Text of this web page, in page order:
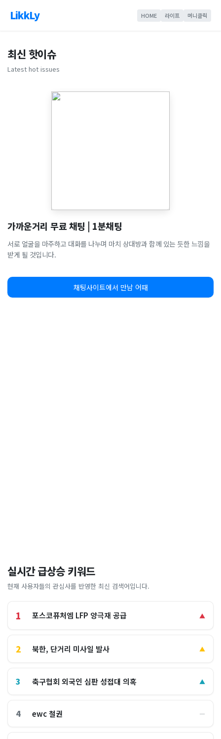
LikkLy HOME 라이프 머니클릭
최신 핫이슈
Latest hot issues
가까운거리 무료 채팅 | 1분채팅
서로 얼굴을 마주하고 대화를 나누며 마치 상대방과 함께 있는 듯한 느낌을
받게 될 것입니다.
채팅사이트에서 만남 어때
실시간 급상승 키워드
현재 사용자들의 관심사를 반영한 최신 검색어입니다.
1 포스코퓨처엠 LFP 양극재 공급 ▲
2 북한, 단거리 미사일 발사 ▲
3 축구협회 외국인 심판 성접대 의혹 ▲
4 ewc 철권 ―